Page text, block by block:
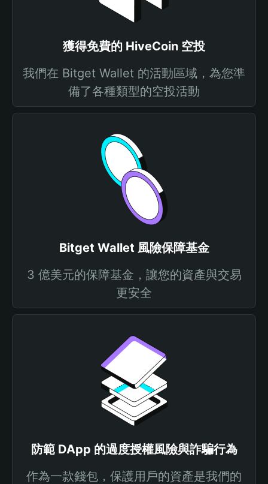
獲得免費的 HiveCoin 空投
我們在 Bitget Wallet 的活動區域，為您準
備了各種類型的空投活動
Bitget Wallet 風險保障基金
3 億美元的保障基金，讓您的資產與交易
更安全
防範 DApp 的過度授權風險與詐騙行為
作為一款錢包，保護用戶的資產是我們的